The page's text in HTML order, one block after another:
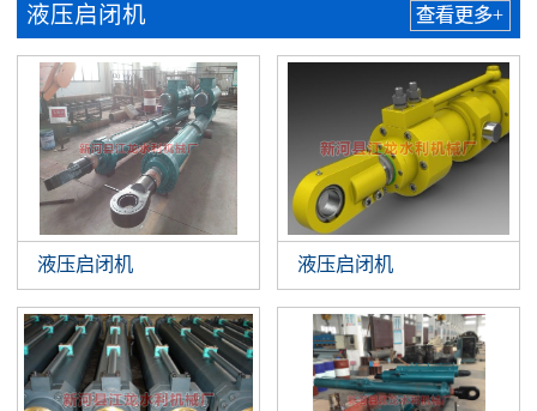
液压启闭机 查看更多+
液压启闭机 液压启闭机